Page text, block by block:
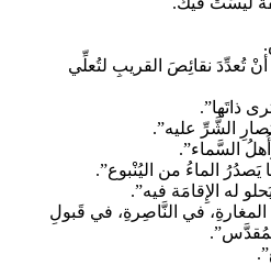
تُعدِّدَ نقائِصَ القريبِ لتُعلِّي
ذاتَها”.
الشَّرِّ عليه”.
السَّماء”.
يَصدُرُ الماءُ من اليُنْبوع”.
له الإِقامَة فيه”.
في النَّاصِرةِ، في قَبولِ